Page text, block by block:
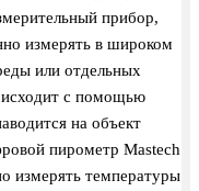
прибор,
измерять в широком
или отдельных
с помощью
на объект
пирометр Mastech
измерять температуры